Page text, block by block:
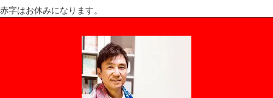
赤字はお休みになります。